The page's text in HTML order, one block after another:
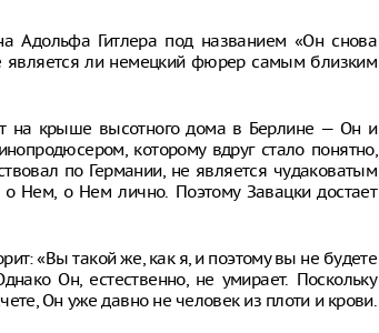
Адольфа Гитлера под названием «Он снова
является ли немецкий фюрер самым близким
на крыше высотного дома в Берлине — Он и
которому вдруг стало понятно,
по Германии, не является чудаковатым
Нем, о Нем лично. Поэтому Завацки достает
«Вы такой же, как я, и поэтому вы не будете
Он, естественно, не умирает. Поскольку
Он уже давно не человек из плоти и крови.